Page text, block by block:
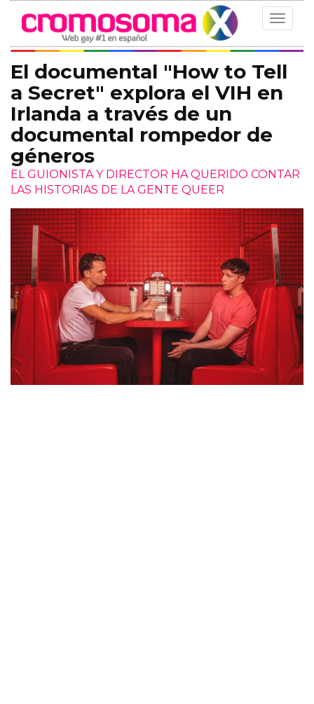
Toggle
El documental "How to Tell
a Secret" explora el VIH en
Irlanda a través de un
documental rompedor de
géneros
EL GUIONISTA Y DIRECTOR HA QUERIDO CONTAR
LAS HISTORIAS DE LA GENTE QUEER